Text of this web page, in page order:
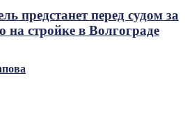
предстанет перед судом за
на стройке в Волгограде